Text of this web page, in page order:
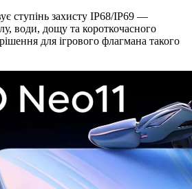
ступінь захисту IP68/IP69 —
води, дощу та короткочасного
для ігрового флагмана такого